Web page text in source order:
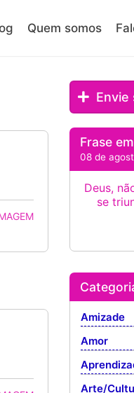
Quem somos
Envie
Frase
08 de
Deus,
se
Amizade
Amor
Arte/